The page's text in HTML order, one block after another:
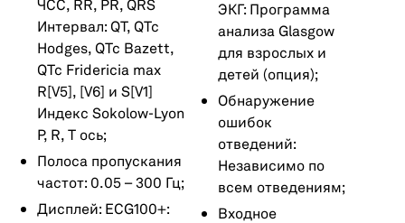
ЧСС, RR, PR, QRS
Интервал: QT, QTc
Hodges, QTc Bazett,
QTc Fridericia max
R[V5], [V6] и S[V1]
Индекс Sokolow-Lyon
P, R, T ось;
Полоса пропускания
частот: 0.05 – 300 Гц;
Дисплей: ECG100+:
ЭКГ: Программа
анализа Glasgow
для взрослых и
детей (опция);
Обнаружение
ошибок
отведений:
Независимо по
всем отведениям;
Входное